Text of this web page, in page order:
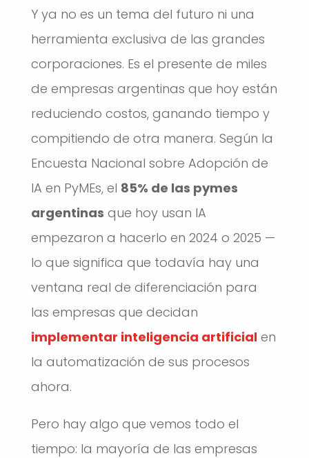
Y ya no es un tema del futuro ni una
herramienta exclusiva de las grandes
corporaciones. Es el presente de miles
de empresas argentinas que hoy están
reduciendo costos, ganando tiempo y
compitiendo de otra manera. Según la
Encuesta Nacional sobre Adopción de
IA en PyMEs, el 85% de las pymes
argentinas que hoy usan IA
empezaron a hacerlo en 2024 o 2025 —
lo que significa que todavía hay una
ventana real de diferenciación para
las empresas que decidan
implementar inteligencia artificialen
la automatización de sus procesos
ahora.
Pero hay algo que vemos todo el
tiempo: la mayoría de las empresas